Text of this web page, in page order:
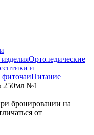
Ортопедические
и
Питание
250мл №1
бронировании на
от